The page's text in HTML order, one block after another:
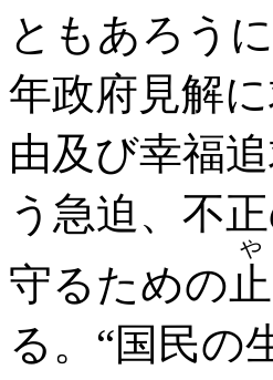
ともあろう
年政府見解
由及び幸福
う急迫、不
守るための 止
や
る。“国民の